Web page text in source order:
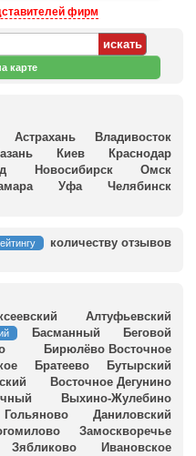
фирм
карте
Астрахань
Владивосток
Киев
Краснодар
Новосибирск
Омск
Уфа
Челябинск
количеству отзывов
Алтуфьевский
Басманный
Беговой
Бирюлёво Восточное
Братеево
Бутырский
Восточное Дегунино
Выхино-Жулебино
Гольяново
Даниловский
Замоскворечье
Зябликово
Ивановское